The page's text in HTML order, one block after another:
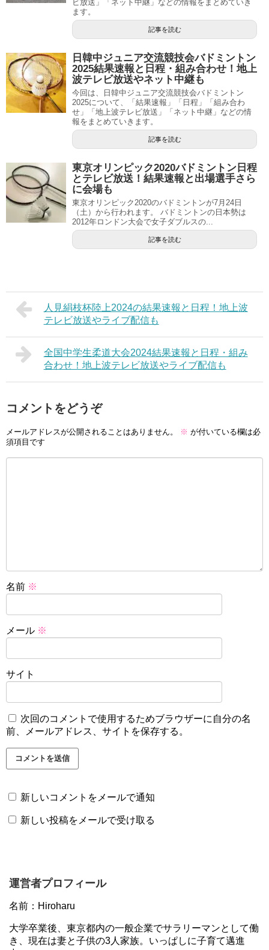
ビ放送」「ネット中継」などの情報をまとめていき
ます。
記事を読む
日韓中ジュニア交流競技会バドミントン
2025結果速報と日程・組み合わせ！地上
波テレビ放送やネット中継も
今回は、日韓中ジュニア交流競技会バドミントン
2025について、「結果速報」「日程」「組み合わ
せ」「地上波テレビ放送」「ネット中継」などの情
報をまとめていきます。
記事を読む
東京オリンピック2020バドミントン日程
とテレビ放送！結果速報と出場選手さら
に会場も
東京オリンピック2020のバドミントンが7月24日
（土）から行われます。 バドミントンの日本勢は
2012年ロンドン大会で女子ダブルスの...
記事を読む
人見絹枝杯陸上2024の結果速報と日程！地上波
テレビ放送やライブ配信も
全国中学生柔道大会2024結果速報と日程・組み
合わせ！地上波テレビ放送やライブ配信も
コメントをどうぞ
メールアドレスが公開されることはありません。 ※ が付いている欄は必
須項目です
名前 ※
メール ※
サイト
次回のコメントで使用するためブラウザーに自分の名
前、メールアドレス、サイトを保存する。
新しいコメントをメールで通知
新しい投稿をメールで受け取る
運営者プロフィール
名前：Hiroharu
大学卒業後、東京都内の一般企業でサラリーマンとして働
き、現在は妻と子供の3人家族。いっぱしに子育て邁進